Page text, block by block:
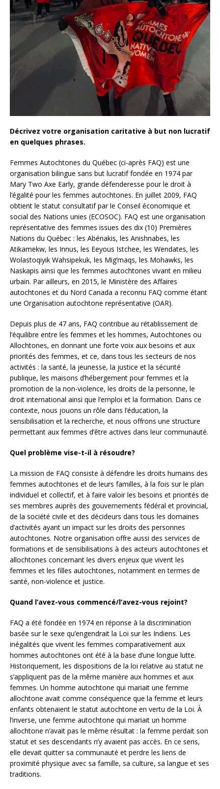
Décrivez votre organisation caritative à but non lucratif
en quelques phrases.
Femmes Autochtones du Québec (ci-après FAQ) est une
organisation bilingue sans but lucratif fondée en 1974 par
Mary Two Axe Early, grande défenderesse pour le droit à
l’égalité pour les femmes autochtones. En juillet 2009, FAQ
obtient le statut consultatif par le Conseil économique et
social des Nations unies (ECOSOC). FAQ est une organisation
représentative des femmes issues des dix (10) Premières
Nations du Québec : les Abénakis, les Anishnabes, les
Atikamekw, les Innus, les Eeyous Istchee, les Wendates, les
Wolastoqiyik Wahsipekuk, les Mig’maqs, les Mohawks, les
Naskapis ainsi que les femmes autochtones vivant en milieu
urbain. Par ailleurs, en 2015, le Ministère des Affaires
autochtones et du Nord Canada a reconnu FAQ comme étant
une Organisation autochtone représentative (OAR).
Depuis plus de 47 ans, FAQ contribue au rétablissement de
l’équilibre entre les femmes et les hommes, Autochtones ou
Allochtones, en donnant une forte voix aux besoins et aux
priorités des femmes, et ce, dans tous les secteurs de nos
activités : la santé, la jeunesse, la justice et la sécurité
publique, les maisons d’hébergement pour femmes et la
promotion de la non-violence, les droits de la personne, le
droit international ainsi que l’emploi et la formation. Dans ce
contexte, nous jouons un rôle dans l’éducation, la
sensibilisation et la recherche, et nous offrons une structure
permettant aux femmes d’être actives dans leur communauté.
Quel problème vise-t-il à résoudre?
La mission de FAQ consiste à défendre les droits humains des
femmes autochtones et de leurs familles, à la fois sur le plan
individuel et collectif, et à faire valoir les besoins et priorités de
ses membres auprès des gouvernements fédéral et provincial,
de la société civile et des décideurs dans tous les domaines
d’activités ayant un impact sur les droits des personnes
autochtones. Notre organisation offre aussi des services de
formations et de sensibilisations à des acteurs autochtones et
allochtones concernant les divers enjeux que vivent les
femmes et les filles autochtones, notamment en termes de
santé, non-violence et justice.
Quand l’avez-vous commencé/l’avez-vous rejoint?
FAQ a été fondée en 1974 en réponse à la discrimination
basée sur le sexe qu’engendrait la Loi sur les Indiens. Les
inégalités que vivent les femmes comparativement aux
hommes autochtones ont été à la base d’une longue lutte.
Historiquement, les dispositions de la loi relative au statut ne
s’appliquent pas de la même manière aux hommes et aux
femmes. Un homme autochtone qui mariait une femme
allochtone avait comme conséquence que la femme et leurs
enfants obtenaient le statut autochtone en vertu de la Loi. À
l’inverse, une femme autochtone qui mariait un homme
allochtone n’avait pas le même résultat : la femme perdait son
statut et ses descendants n’y avaient pas accès. En ce sens,
elle devait quitter sa communauté et perdre les liens de
proximité physique avec sa famille, sa culture, sa langue et ses
traditions.